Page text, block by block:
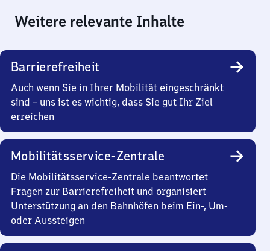
Weitere relevante Inhalte
Barrierefreiheit
Auch wenn Sie in Ihrer Mobilität eingeschränkt
sind – uns ist es wichtig, dass Sie gut Ihr Ziel
erreichen
Mobilitätsservice-Zentrale
Die Mobilitätsservice-Zentrale beantwortet
Fragen zur Barrierefreiheit und organisiert
Unterstützung an den Bahnhöfen beim Ein-, Um-
oder Aussteigen